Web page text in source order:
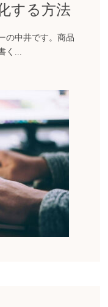
する方法
の中井です。商品
く...